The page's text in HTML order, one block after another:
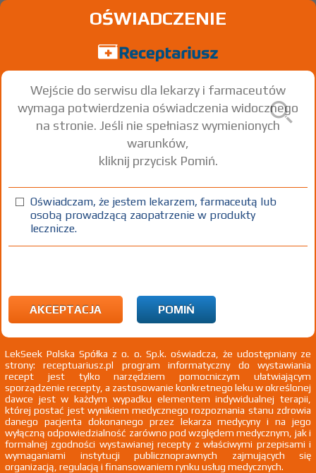
Rivaroxaban
tabl. powl. 2,5 mg 28 szt. Doustnie
100%
Wszystkie dawki leku ATC
OŚWIADCZENIE
Wejście do serwisu dla lekarzy i farmaceutów
wymaga potwierdzenia oświadczenia widocznego
na stronie. Jeśli nie spełniasz wymienionych
warunków,
kliknij przycisk Pomiń.
Oświadczam, że jestem lekarzem, farmaceutą lub
osobą prowadzącą zaopatrzenie w produkty
lecznicze.
AKCEPTACJA POMIŃ
LekSeek Polska Spółka z o. o. Sp.k. oświadcza, że udostępniany ze
strony: receptuariusz.pl program informatyczny do wystawiania
recept jest tylko narzędziem pomocniczym ułatwiającym
sporządzenie recepty, a zastosowanie konkretnego leku w określonej
dawce jest w każdym wypadku elementem indywidualnej terapii,
której postać jest wynikiem medycznego rozpoznania stanu zdrowia
danego pacjenta dokonanego przez lekarza medycyny i na jego
wyłączną odpowiedzialność zarówno pod względem medycznym, jak i
formalnej zgodności wystawianej recepty z właściwymi przepisami i
wymaganiami instytucji publicznoprawnych zajmujących się
organizacją, regulacją i finansowaniem rynku usług medycznych.